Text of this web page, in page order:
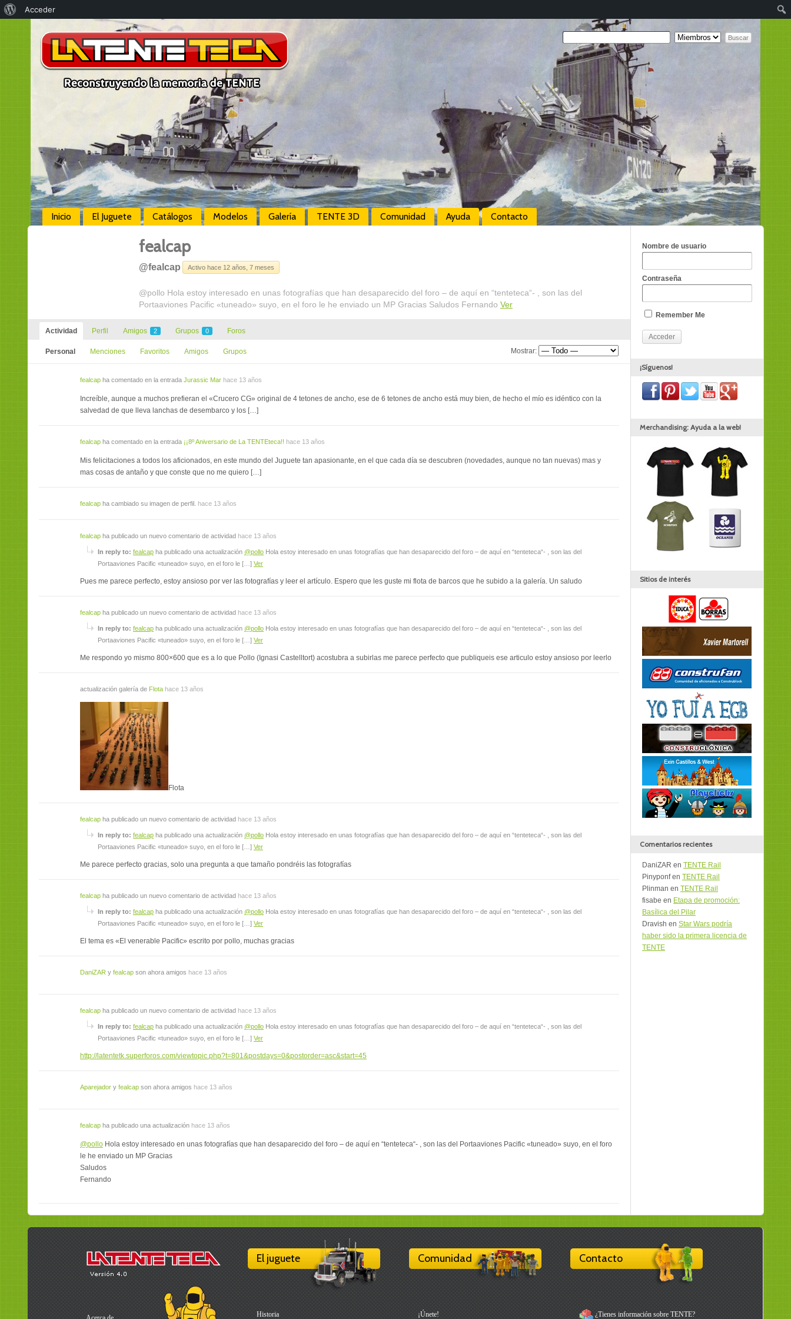
Inicio El Juguete Catálogos Modelos Galería TENTE 3D Comunidad Ayuda Contacto
fealcap
@fealcap Activo hace 12 años, 7 meses
@pollo Hola estoy interesado en unas fotografías que han desaparecido del foro – de aquí en “tenteteca“- , son las del
Portaaviones Pacific «tuneado» suyo, en el foro le he enviado un MP Gracias Saludos Fernando Ver
Actividad Perfil Amigos 2 Grupos 0 Foros
Personal Menciones Favoritos Amigos Grupos Mostrar:
fealcap ha comentado en la entrada Jurassic Mar hace 13 años
Increíble, aunque a muchos prefieran el «Crucero CG» original de 4 tetones de ancho, ese de 6 tetones de ancho está muy bien, de hecho el mío es idéntico con la
salvedad de que lleva lanchas de desembarco y los […]
fealcap ha comentado en la entrada ¡¡8º Aniversario de La TENTEteca!! hace 13 años
Mis felicitaciones a todos los aficionados, en este mundo del Juguete tan apasionante, en el que cada día se descubren (novedades, aunque no tan nuevas) mas y
mas cosas de antaño y que conste que no me quiero […]
fealcap ha cambiado su imagen de perfil. hace 13 años
fealcap ha publicado un nuevo comentario de actividad hace 13 años
In reply to: fealcap ha publicado una actualización @pollo Hola estoy interesado en unas fotografías que han desaparecido del foro – de aquí en “tenteteca“- , son las del
Portaaviones Pacific «tuneado» suyo, en el foro le […] Ver
Pues me parece perfecto, estoy ansioso por ver las fotografías y leer el artículo. Espero que les guste mi flota de barcos que he subido a la galería. Un saludo
fealcap ha publicado un nuevo comentario de actividad hace 13 años
In reply to: fealcap ha publicado una actualización @pollo Hola estoy interesado en unas fotografías que han desaparecido del foro – de aquí en “tenteteca“- , son las del
Portaaviones Pacific «tuneado» suyo, en el foro le […] Ver
Me respondo yo mismo 800×600 que es a lo que Pollo (Ignasi Castelltort) acostubra a subirlas me parece perfecto que publiqueis ese articulo estoy ansioso por leerlo
actualización galería de Flota hace 13 años
Flota
fealcap ha publicado un nuevo comentario de actividad hace 13 años
In reply to: fealcap ha publicado una actualización @pollo Hola estoy interesado en unas fotografías que han desaparecido del foro – de aquí en “tenteteca“- , son las del
Portaaviones Pacific «tuneado» suyo, en el foro le […] Ver
Me parece perfecto gracias, solo una pregunta a que tamaño pondréis las fotografías
fealcap ha publicado un nuevo comentario de actividad hace 13 años
In reply to: fealcap ha publicado una actualización @pollo Hola estoy interesado en unas fotografías que han desaparecido del foro – de aquí en “tenteteca“- , son las del
Portaaviones Pacific «tuneado» suyo, en el foro le […] Ver
El tema es «El venerable Pacific» escrito por pollo, muchas gracias
DaniZAR y fealcap son ahora amigos hace 13 años
fealcap ha publicado un nuevo comentario de actividad hace 13 años
In reply to: fealcap ha publicado una actualización @pollo Hola estoy interesado en unas fotografías que han desaparecido del foro – de aquí en “tenteteca“- , son las del
Portaaviones Pacific «tuneado» suyo, en el foro le […] Ver
http://latentetk.superforos.com/viewtopic.php?t=801&postdays=0&postorder=asc&start=45
Aparejador y fealcap son ahora amigos hace 13 años
fealcap ha publicado una actualización hace 13 años
@pollo Hola estoy interesado en unas fotografías que han desaparecido del foro – de aquí en “tenteteca“- , son las del Portaaviones Pacific «tuneado» suyo, en el foro
le he enviado un MP Gracias
Saludos
Fernando
Nombre de usuario
Contraseña
Remember Me
¡Síguenos!
Merchandising: Ayuda a la web!
Sitios de interés
Comentarios recientes
DaniZAR en TENTE Rail
Pinyponfen TENTE Rail
Plinman en TENTE Rail
fisabe en Etapa de promoción:
Basílica del Pilar
Dravish en Star Wars podría
haber sido la primera licencia de
TENTE
El juguete
Historia
Comunidad
¡Únete!
Contacto
¿Tienes información sobre TENTE?
Acerca
WordPress
Acceder